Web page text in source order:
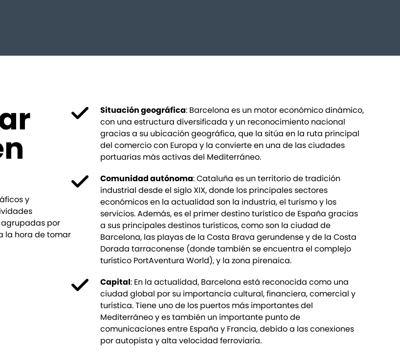
y
por
la hora de tomar
Situación geográfica: Barcelona es un motor económico dinámico,
con una estructura diversificada y un reconocimiento nacional
gracias a su ubicación geográfica, que la sitúa en la ruta principal
del comercio con Europa y la convierte en una de las ciudades
portuarias más activas del Mediterráneo.
Comunidad autónoma: Cataluña es un territorio de tradición
industrial desde el siglo XIX, donde los principales sectores
económicos en la actualidad son la industria, el turismo y los
servicios. Además, es el primer destino turístico de España gracias
a sus principales destinos turísticos, como son la ciudad de
Barcelona, las playas de la Costa Brava gerundense y de la Costa
Dorada tarraconense (donde también se encuentra el complejo
turístico PortAventura World), y la zona pirenaica.
Capital: En la actualidad, Barcelona está reconocida como una
ciudad global por su importancia cultural, financiera, comercial y
turística. Tiene uno de los puertos más importantes del
Mediterráneo y es también un importante punto de
comunicaciones entre España y Francia, debido a las conexiones
por autopista y alta velocidad ferroviaria.